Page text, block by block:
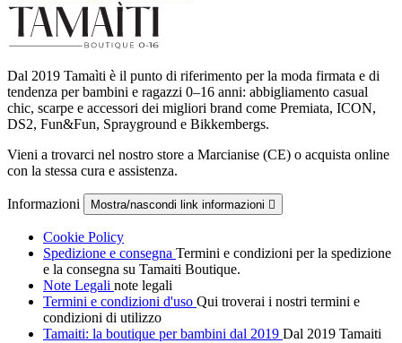
Dal 2019 Tamaìti è il punto di riferimento per la moda firmata e di
tendenza per bambini e ragazzi 0–16 anni: abbigliamento casual
chic, scarpe e accessori dei migliori brand come Premiata, ICON,
DS2, Fun&Fun, Sprayground e Bikkembergs.
Vieni a trovarci nel nostro store a Marcianise (CE) o acquista online
con la stessa cura e assistenza.
Informazioni Mostra/nascondi link informazioni 
Cookie Policy
Spedizione e consegna Termini e condizioni per la spedizione
e la consegna su Tamaiti Boutique.
Note Legali note legali
Termini e condizioni d'uso Qui troverai i nostri termini e
condizioni di utilizzo
Tamaiti: la boutique per bambini dal 2019 Dal 2019 Tamaiti